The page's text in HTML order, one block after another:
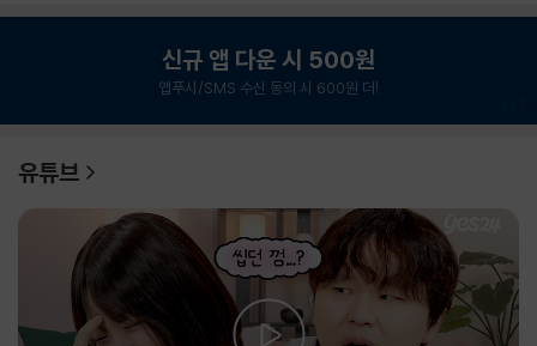
신규 앱 다운 시 500원
앱푸시/SMS 수신 동의 시 600원 더!
유튜브